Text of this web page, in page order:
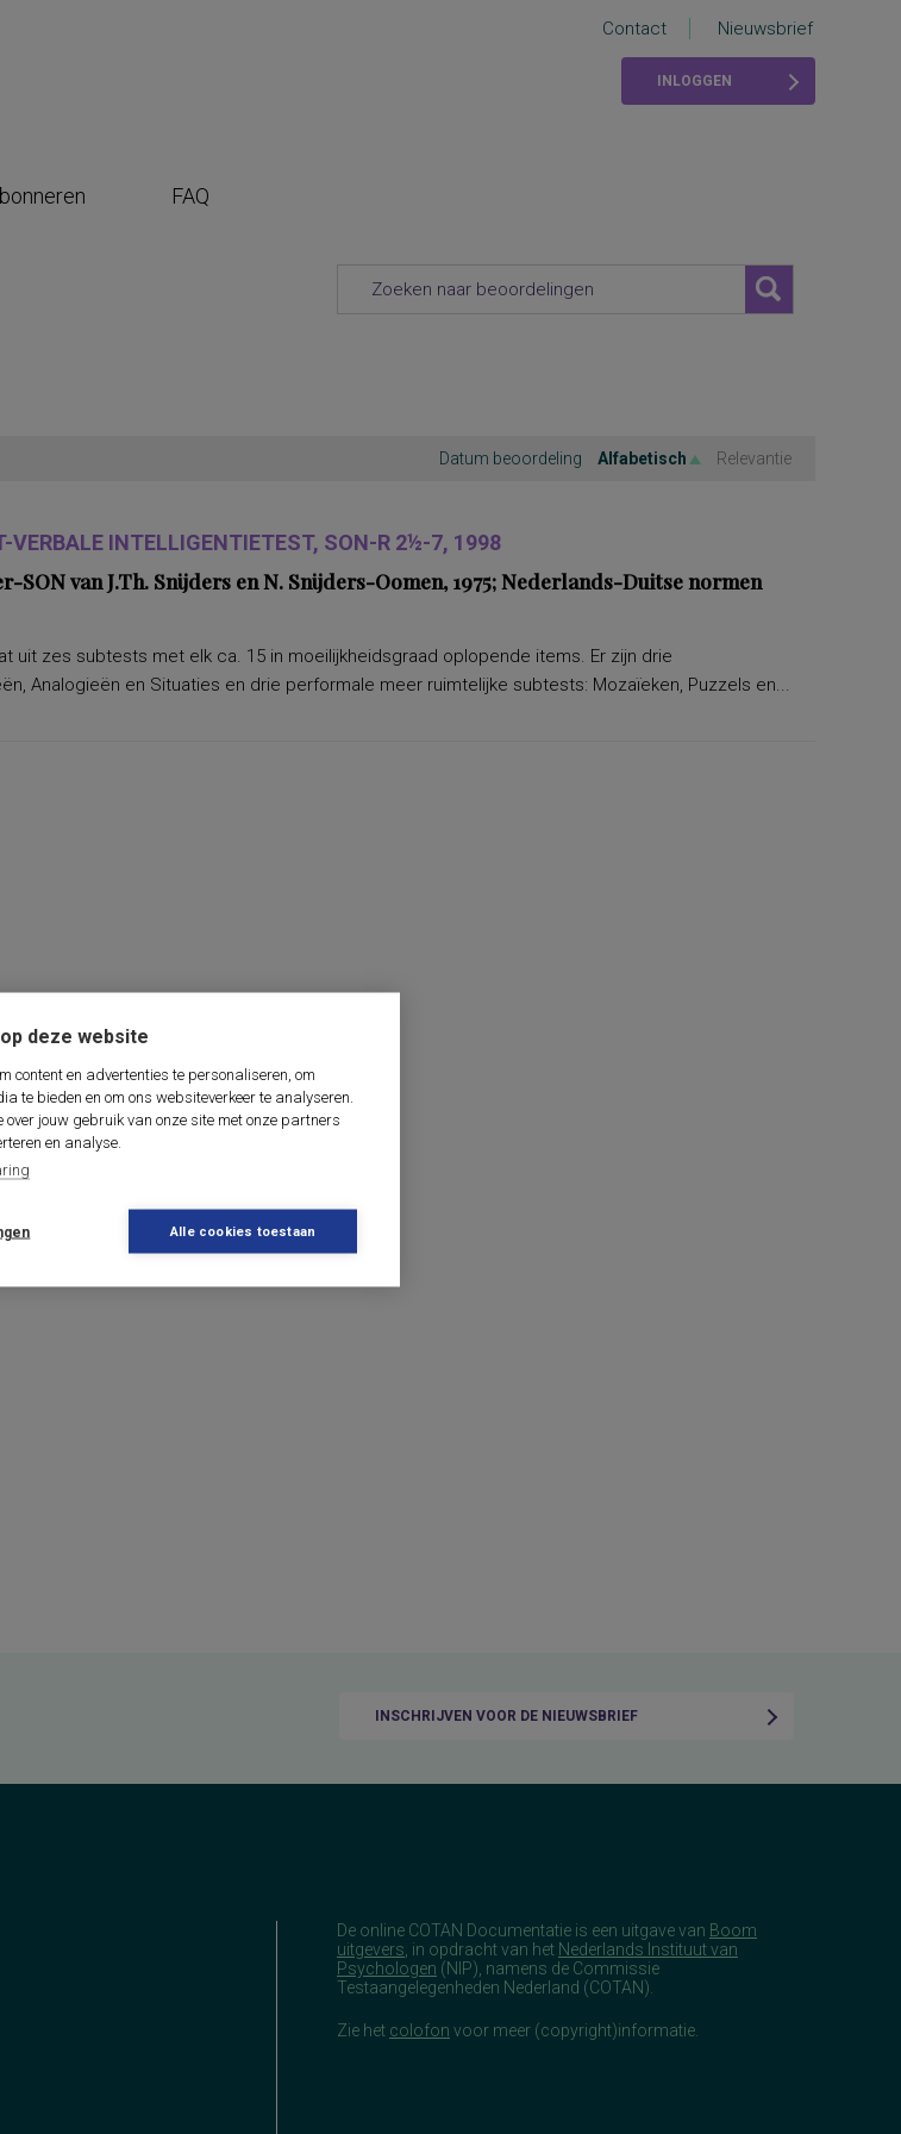
deze website
content en advertenties te personaliseren, om
te bieden en om ons websiteverkeer te analyseren.
over jouw gebruik van onze site met onze partners
en analyse.
Alle cookies toestaan
Contact Nieuwsbrief
INLOGGEN
FAQ
Datum beoordeling Alfabetisch Relevantie
VERBALE INTELLIGENTIETEST, SON-R 2½-7, 1998
SON van J.Th. Snijders en N. Snijders-Oomen, 1975; Nederlands-Duitse normen
uit zes subtests met elk ca. 15 in moeilijkheidsgraad oplopende items. Er zijn drie
Analogieën en Situaties en drie performale meer ruimtelijke subtests: Mozaïeken, Puzzels en...
INSCHRIJVEN VOOR DE NIEUWSBRIEF
De online COTAN Documentatie is een uitgave van Boom
uitgevers , in opdracht van het Nederlands Instituut van
Psychologen (NIP), namens de Commissie
Testaangelegenheden Nederland (COTAN).
Zie het colofon voor meer (copyright)informatie.